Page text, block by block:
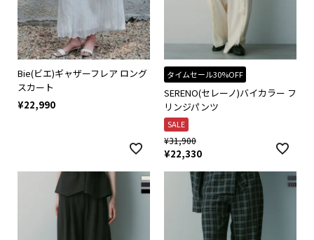
Bie(ビエ)ギャザーフレア ロング
スカート
¥22,990
タイムセール30%OFF
SERENO(セレーノ)バイカラー フ
リンジパンツ
SALE
¥31,900
¥22,330